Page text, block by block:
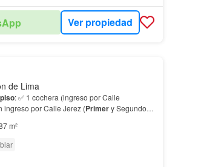
Ver propiedad
de Lima
piso: ✅ 1 cochera (ingreso por Calle
ingreso por Calle Jerez (Primery Segundo
m²